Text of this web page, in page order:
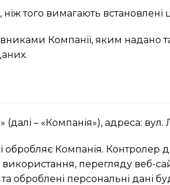
того вимагають встановлені
Компанії, яким надано
– «Компанія»), адреса:
Компанія. Контролер
перегляду веб-
та оброблені персональні